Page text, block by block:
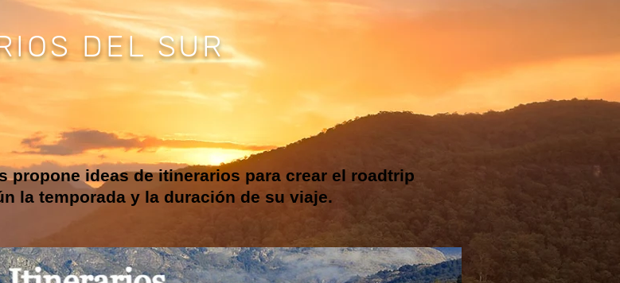
DEL SUR
propone ideas de itinerarios para crear el roadtrip
la temporada y la duración de su viaje.